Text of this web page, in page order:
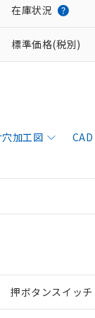
在庫状況
標準価格(税別)
加工図 CAD
押ボタンスイッチ